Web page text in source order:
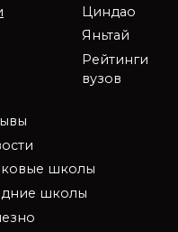
Циндао
Яньтай
Рейтинги
вузов
школы
школы